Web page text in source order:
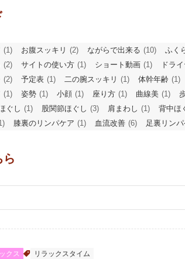
(1) お腹スッキリ (2) ながらで出来る (10) ふく
(2) サイトの使い方 (1) ショート動画 (1) ドラ
(2) 予定表 (1) 二の腕スッキリ (1) 体幹年齢 (1)
(1) 姿勢 (1) 小顔 (1) 座り方 (1) 曲線美 (1)
ぐし (1) 股関節ほぐし (3) 肩まわし (1) 背中ほ
膝裏のリンパケア (1) 血流改善 (6) 足裏リン
ら
クス リラックスタイム